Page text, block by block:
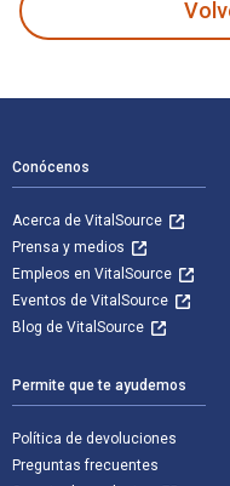
Conócenos
Acerca de VitalSource
Prensa y medios
Empleos en VitalSource
Eventos de VitalSource
Blog de VitalSource
Permite que te ayudemos
Política de devoluciones
Preguntas frecuentes